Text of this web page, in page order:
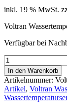
inkl. 19 % MwSt.
Voltran
Verfügbar bei
Voltran
Verdampfer
CSI/CGS
Menge
In den Warenkorb
Artikelnummer:
Artikel, Voltran